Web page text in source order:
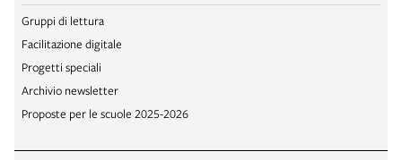
Gruppi di lettura
Facilitazione digitale
Progetti speciali
Archivio newsletter
Proposte per le scuole 2025-2026